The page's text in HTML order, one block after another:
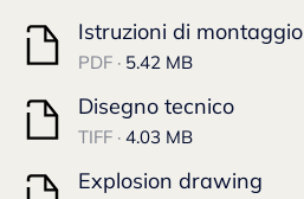
Istruzioni di montaggio
PDF · 5.42 MB
Disegno tecnico
TIFF · 4.03 MB
Explosion drawing